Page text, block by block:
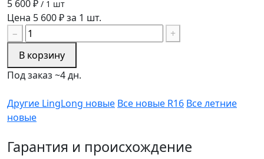
5 600 ₽ / 1 шт
Цена 5 600 ₽ за 1 шт.
−
+
В корзину
Под заказ ~4 дн.
Другие LingLong новые Все новые R16 Все летние
новые
Гарантия и происхождение